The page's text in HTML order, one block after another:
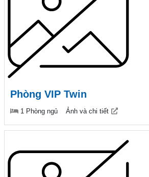
Phòng VIP Twin
1 Phòng ngủ Ảnh và chi tiết